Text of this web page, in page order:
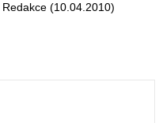
(10.04.2010)